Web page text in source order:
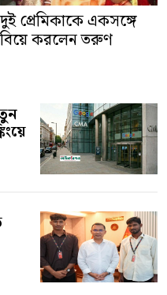
দুই প্রেমিকাকে একসঙ্গে
বিয়ে করলেন তরুণ